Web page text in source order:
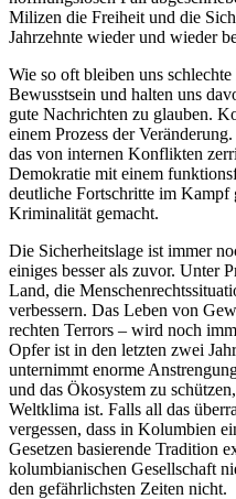
Milizen die Freiheit und die
Jahrzehnte wieder und wieder
Wie so oft bleiben uns
Bewusstsein und halten uns
gute Nachrichten zu glauben.
einem Prozess der
das von internen Konflikten
Demokratie mit einem
deutliche Fortschritte im Kampf
Kriminalität gemacht.
Die Sicherheitslage ist immer
einiges besser als zuvor. Unter
Land, die
verbessern. Das Leben von
rechten Terrors – wird noch
Opfer ist in den letzten zwei
unternimmt enorme
und das Ökosystem zu
Weltklima ist. Falls all das
vergessen, dass in Kolumbien
Gesetzen basierende Tradition
kolumbianischen Gesellschaft
den gefährlichsten Zeiten nicht.